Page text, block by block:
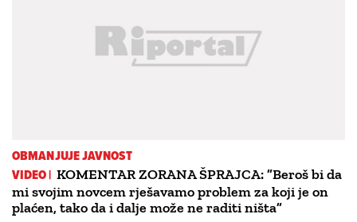
OBMANJUJE JAVNOST
VIDEO | KOMENTAR ZORANA ŠPRAJCA: ”Beroš bi da
mi svojim novcem rješavamo problem za koji je on
plaćen, tako da i dalje može ne raditi ništa”